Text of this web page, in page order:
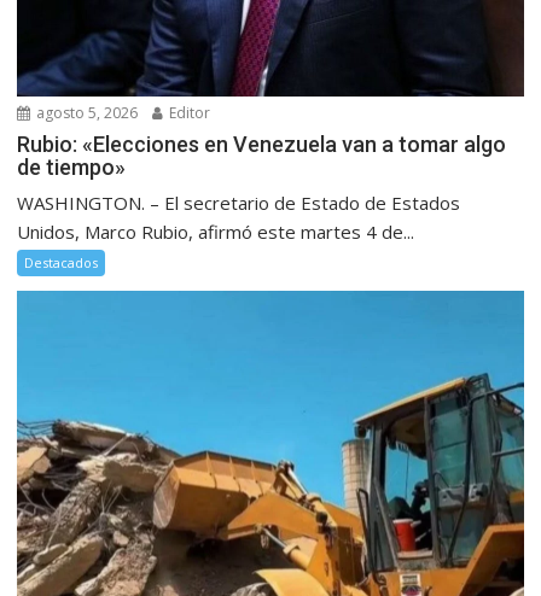
agosto 5, 2026 Editor
Rubio: «Elecciones en Venezuela van a tomar algo
de tiempo»
WASHINGTON. – El secretario de Estado de Estados
Unidos, Marco Rubio, afirmó este martes 4 de...
Destacados